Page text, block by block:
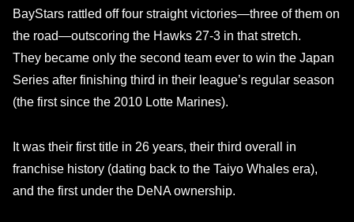
BayStars rattled off four straight victories—three of them on
the road—outscoring the Hawks 27-3 in that stretch.
They became only the second team ever to win the Japan
Series after finishing third in their league’s regular season
(the first since the 2010 Lotte Marines).
It was their first title in 26 years, their third overall in
franchise history (dating back to the Taiyo Whales era),
and the first under the DeNA ownership.